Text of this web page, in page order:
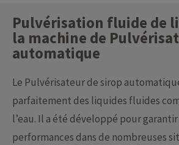
Pulvérisation fluide de
la machine de
automatique
Le Pulvérisateur de sirop
parfaitement des liquides fluides
l’eau. Il a été développé pour
performances dans de nombreuses